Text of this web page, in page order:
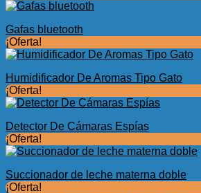
Gafas bluetooth
¡Oferta!
Humidificador De Aromas Tipo Gato
¡Oferta!
Detector De Cámaras Espías
¡Oferta!
Succionador de leche materna doble
¡Oferta!